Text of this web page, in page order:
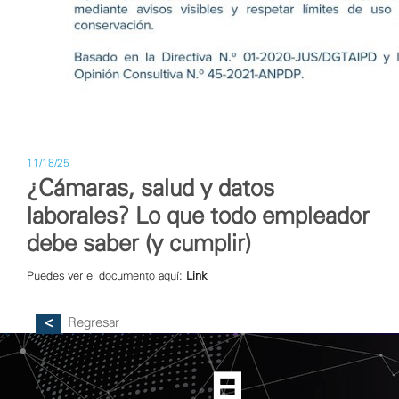
11/18/25
¿Cámaras, salud y datos
laborales? Lo que todo empleador
debe saber (y cumplir)
Puedes ver el documento aquí: Link
Regresar